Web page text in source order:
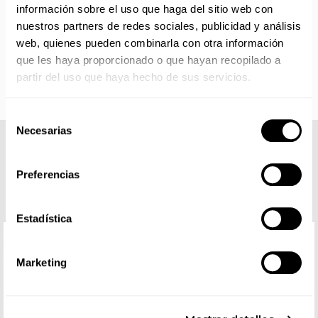
información sobre el uso que haga del sitio web con
nuestros partners de redes sociales, publicidad y análisis
web, quienes pueden combinarla con otra información
que les haya proporcionado o que hayan recopilado a
partir del uso que haya hecho de sus servicios.
Necesarias
Preferencias
Estadística
Marketing
IMPORTANTE PERSONALIZACIONES : EL taller de
bordados y estampados está cerrado en agosto. Se
reanudan las personalizaciones por orden de compra a
partir de septiembre.
COMPLETA TU LOOK